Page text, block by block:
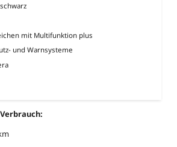
mit Multifunktion plus
und Warnsysteme